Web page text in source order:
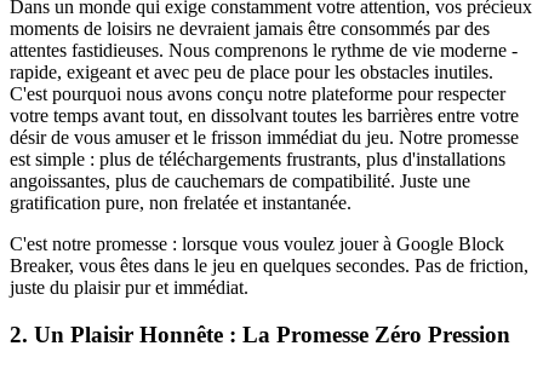
Dans un monde qui exige constamment votre attention, vos précieux
moments de loisirs ne devraient jamais être consommés par des
attentes fastidieuses. Nous comprenons le rythme de vie moderne -
rapide, exigeant et avec peu de place pour les obstacles inutiles.
C'est pourquoi nous avons conçu notre plateforme pour respecter
votre temps avant tout, en dissolvant toutes les barrières entre votre
désir de vous amuser et le frisson immédiat du jeu. Notre promesse
est simple : plus de téléchargements frustrants, plus d'installations
angoissantes, plus de cauchemars de compatibilité. Juste une
gratification pure, non frelatée et instantanée.
C'est notre promesse : lorsque vous voulez jouer à Google Block
Breaker, vous êtes dans le jeu en quelques secondes. Pas de friction,
juste du plaisir pur et immédiat.
2. Un Plaisir Honnête : La Promesse Zéro Pression